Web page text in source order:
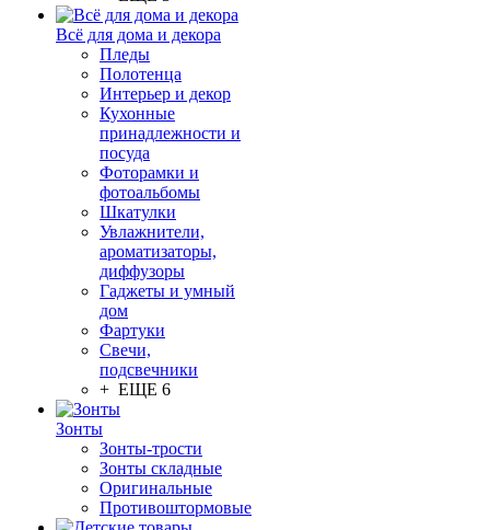
Всё для дома и декора
Пледы
Полотенца
Интерьер и декор
Кухонные
принадлежности и
посуда
Фоторамки и
фотоальбомы
Шкатулки
Увлажнители,
ароматизаторы,
диффузоры
Гаджеты и умный
дом
Фартуки
Свечи,
подсвечники
+ ЕЩЕ 6
Зонты
Зонты-трости
Зонты складные
Оригинальные
Противоштормовые